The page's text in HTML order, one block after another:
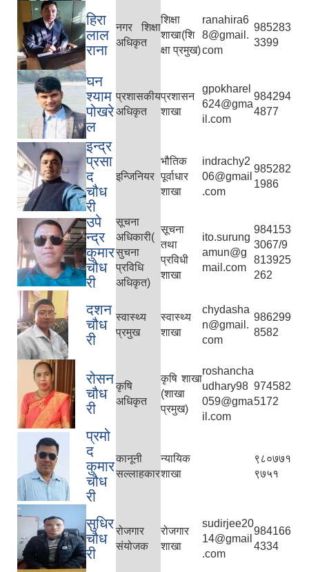
हिरा
लाल
राना
नगर शिक्षा
अधिकृत
शिक्षा
शाखा(शि
क्षा प्रमुख)
ranahira6
8@gmail.
com
985283
3399
घन
श्याम
पोखरे
ल
प्रशासकीय
अधिकृत
प्रशासन
शाखा
gpokharel
624@gma
il.com
984294
4877
इन्द्र
प्रसा
द
चौध
री
इन्जिनियर
भौतिक
पूर्वाधार
शाखा
indrachy2
06@gmail
.com
985282
1986
उपे
न्द्र
कुमार
चौध
री
सूचना
अधिकारी(
सुचना
प्रविधि
अधिकृत)
सूचना
तथा
प्रविधी
शाखा
ito.surung
amun@g
mail.com
984153
3067/9
813925
262
दशन
चौध
री
स्वास्थ्य
प्रमुख
स्वास्थ्य
शाखा
chydasha
n@gmail.
com
986299
8582
रोसन
चौध
री
कृषि
अधिकृत
कृषि शाखा
(शाखा
प्रमुख)
roshancha
udhary98
059@gma
il.com
974582
5172
प्रमो
द
कुमार
चौध
री
कानूनी
सल्लाहकार
न्यायिक
शाखा
९८०७७१
९७५१
सुधिर
चौध
री
रोजगार
संयोजक
रोजगार
शाखा
sudirjee20
14@gmail
.com
984166
4334